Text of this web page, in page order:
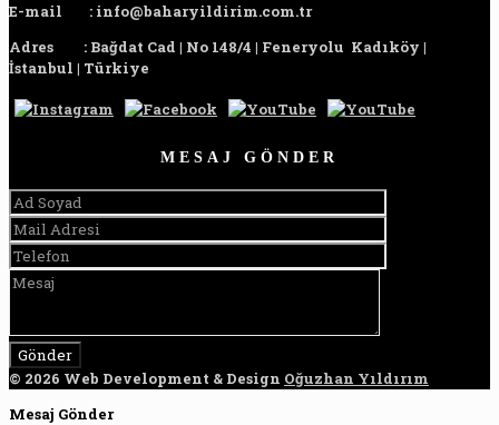
E-mail
: info@baharyildirim.com.tr
Adres
: Bağdat Cad | No 148/4 | Feneryolu Kadıköy |
İstanbul | Türkiye
MESAJ GÖNDER
© 2026 Web Development & Design Oğuzhan Yıldırım
Mesaj Gönder